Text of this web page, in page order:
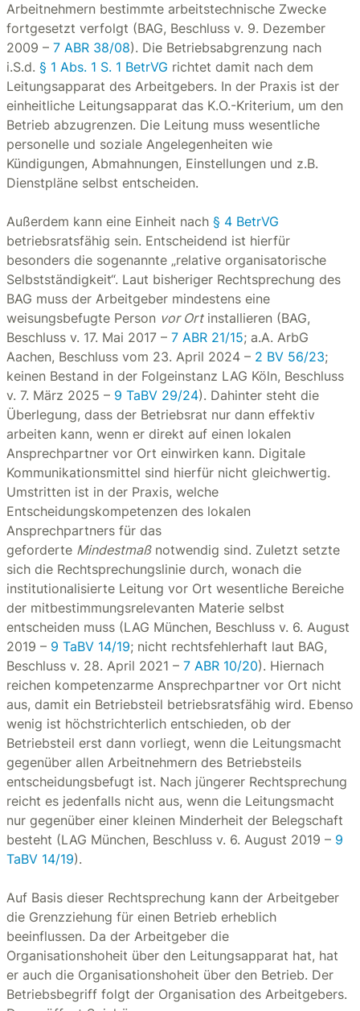
Arbeitnehmern bestimmte arbeitstechnische Zwecke
fortgesetzt verfolgt (BAG, Beschluss v. 9. Dezember
2009 – 7 ABR 38/08). Die Betriebsabgrenzung nach
i.S.d. § 1 Abs. 1 S. 1 BetrVG richtet damit nach dem
Leitungsapparat des Arbeitgebers. In der Praxis ist der
einheitliche Leitungsapparat das K.O.-Kriterium, um den
Betrieb abzugrenzen. Die Leitung muss wesentliche
personelle und soziale Angelegenheiten wie
Kündigungen, Abmahnungen, Einstellungen und z.B.
Dienstpläne selbst entscheiden.
Außerdem kann eine Einheit nach § 4 BetrVG
betriebsratsfähig sein. Entscheidend ist hierfür
besonders die sogenannte „relative organisatorische
Selbstständigkeit“. Laut bisheriger Rechtsprechung des
BAG muss der Arbeitgeber mindestens eine
weisungsbefugte Person vor Ortinstallieren (BAG,
Beschluss v. 17. Mai 2017 – 7 ABR 21/15; a.A. ArbG
Aachen, Beschluss vom 23. April 2024 – 2 BV 56/23;
keinen Bestand in der Folgeinstanz LAG Köln, Beschluss
v. 7. März 2025 – 9 TaBV 29/24). Dahinter steht die
Überlegung, dass der Betriebsrat nur dann effektiv
arbeiten kann, wenn er direkt auf einen lokalen
Ansprechpartner vor Ort einwirken kann. Digitale
Kommunikationsmittel sind hierfür nicht gleichwertig.
Umstritten ist in der Praxis, welche
Entscheidungskompetenzen des lokalen
Ansprechpartners für das
geforderte Mindestmaßnotwendig sind. Zuletzt setzte
sich die Rechtsprechungslinie durch, wonach die
institutionalisierte Leitung vor Ort wesentliche Bereiche
der mitbestimmungsrelevanten Materie selbst
entscheiden muss (LAG München, Beschluss v. 6. August
2019 – 9 TaBV 14/19; nicht rechtsfehlerhaft laut BAG,
Beschluss v. 28. April 2021 – 7 ABR 10/20). Hiernach
reichen kompetenzarme Ansprechpartner vor Ort nicht
aus, damit ein Betriebsteil betriebsratsfähig wird. Ebenso
wenig ist höchstrichterlich entschieden, ob der
Betriebsteil erst dann vorliegt, wenn die Leitungsmacht
gegenüber allen Arbeitnehmern des Betriebsteils
entscheidungsbefugt ist. Nach jüngerer Rechtsprechung
reicht es jedenfalls nicht aus, wenn die Leitungsmacht
nur gegenüber einer kleinen Minderheit der Belegschaft
besteht (LAG München, Beschluss v. 6. August 2019 – 9
TaBV 14/19).
Auf Basis dieser Rechtsprechung kann der Arbeitgeber
die Grenzziehung für einen Betrieb erheblich
beeinflussen. Da der Arbeitgeber die
Organisationshoheit über den Leitungsapparat hat, hat
er auch die Organisationshoheit über den Betrieb. Der
Betriebsbegriff folgt der Organisation des Arbeitgebers.